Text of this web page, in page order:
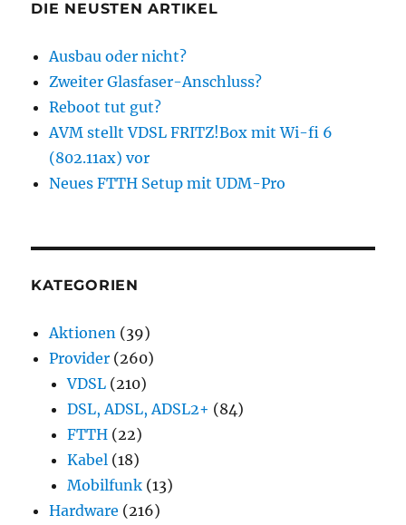
DIE NEUSTEN ARTIKEL
Ausbau oder nicht?
Zweiter Glasfaser-Anschluss?
Reboot tut gut?
AVM stellt VDSL FRITZ!Box mit Wi-fi 6
(802.11ax) vor
Neues FTTH Setup mit UDM-Pro
KATEGORIEN
Aktionen (39)
Provider (260)
VDSL (210)
DSL, ADSL, ADSL2+ (84)
FTTH (22)
Kabel (18)
Mobilfunk (13)
Hardware (216)